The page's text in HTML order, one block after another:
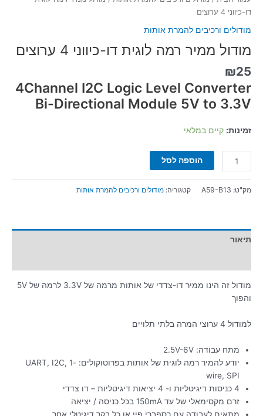
דו-כיווני 4 ערוצים
מודולים ורכיבים להמרת אותות
מודול ממיר רמה לוגית דו-כיווני 4 ערוצים
₪25
4Channel I2C Logic Level Converter
Bi-Directional Module 5V to 3.3V
זמינות: קיים במלאי
הוספה לסל
מק"ט: A59-B13 קטגוריה: מודולים ורכיבים להמרת אותות
תיאור
מודול זה הינו ממיר דו-צדדי של אותות מרמה של 3.3V לרמה של 5V
והפוך
למודול 4 ערוצי המרה בלתי תלויים
מתח עבודה: 2.5V-6V
יודע להמיר רמה לוגית של אותות בפרוטוקולים: UART, I2C, 1-
wire, SPI
4 כניסות דיגיטליות ו- 4 יציאות דיגיטליות – דו צדדי
זרם מקסימאלי של עד 150mA בכל כניסה / יציאה
מתאים לעבודה עם רספברי פיי או כל בקר דיגיטלי אחר